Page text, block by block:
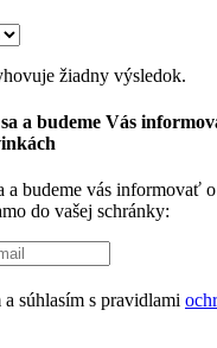
žiadny výsledok.
a budeme Vás
a budeme vás informovať
do vašej schránky:
súhlasím s pravidlami